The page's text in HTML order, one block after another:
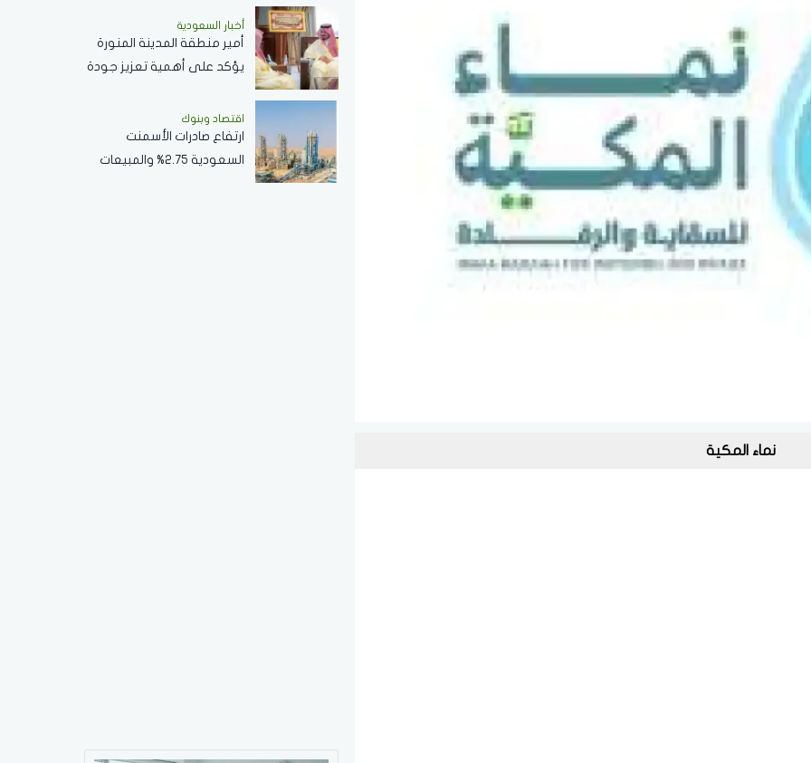
نماء المكية
التفاصيل
أخبار السعودية
أمير منطقة المدينة المنورة
يؤكد على أهمية تعزيز جودة
النبوي ..فيديو
اقتصاد وبنوك
ارتفاع صادرات الأسمنت
السعودية 2.75% والمبيعات